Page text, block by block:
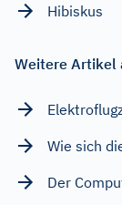
Hibiskus
Weitere Artikel
Wie sich
Der